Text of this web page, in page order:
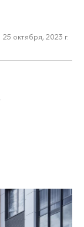
25 октября, 2023 г.